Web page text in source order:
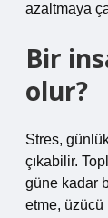
azaltmaya
Bir
olur?
Stres,
çıkabilir.
güne kadar
etme, üzücü